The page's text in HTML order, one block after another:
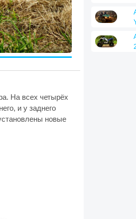
На всех четырёх
и у заднего
новые